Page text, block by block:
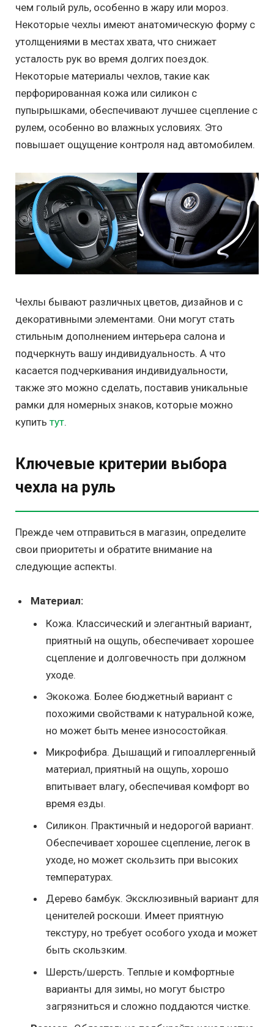
чем голый руль, особенно в жару или мороз.
Некоторые чехлы имеют анатомическую форму с
утолщениями в местах хвата, что снижает
усталость рук во время долгих поездок.
Некоторые материалы чехлов, такие как
перфорированная кожа или силикон с
пупырышками, обеспечивают лучшее сцепление с
рулем, особенно во влажных условиях. Это
повышает ощущение контроля над автомобилем.
Чехлы бывают различных цветов, дизайнов и с
декоративными элементами. Они могут стать
стильным дополнением интерьера салона и
подчеркнуть вашу индивидуальность. А что
касается подчеркивания индивидуальности,
также это можно сделать, поставив уникальные
рамки для номерных знаков, которые можно
купить тут.
Ключевые критерии выбора
чехла на руль
Прежде чем отправиться в магазин, определите
свои приоритеты и обратите внимание на
следующие аспекты.
Материал:
Кожа. Классический и элегантный вариант,
приятный на ощупь, обеспечивает хорошее
сцепление и долговечность при должном
уходе.
Экокожа. Более бюджетный вариант с
похожими свойствами к натуральной коже,
но может быть менее износостойкая.
Микрофибра. Дышащий и гипоаллергенный
материал, приятный на ощупь, хорошо
впитывает влагу, обеспечивая комфорт во
время езды.
Силикон. Практичный и недорогой вариант.
Обеспечивает хорошее сцепление, легок в
уходе, но может скользить при высоких
температурах.
Дерево бамбук. Эксклюзивный вариант для
ценителей роскоши. Имеет приятную
текстуру, но требует особого ухода и может
быть скользким.
Шерсть/шерсть. Теплые и комфортные
варианты для зимы, но могут быстро
загрязниться и сложно поддаются чистке.